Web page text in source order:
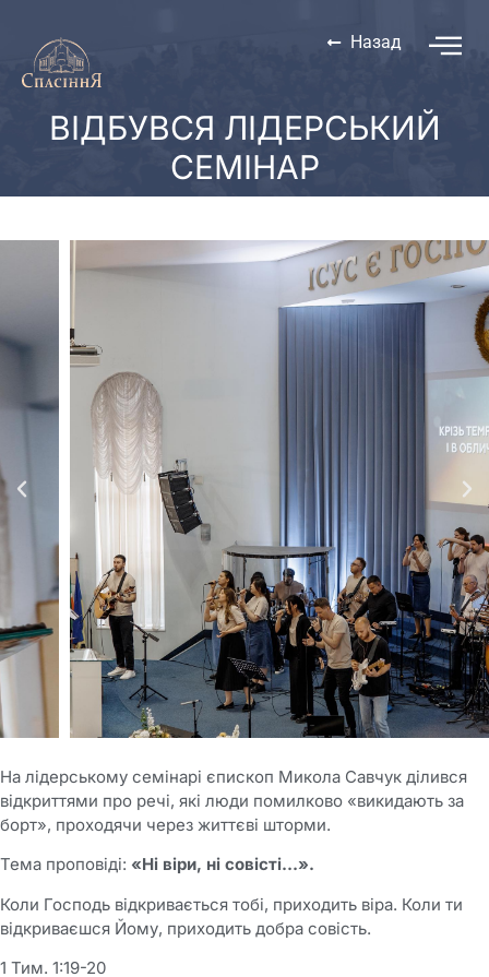
Назад
ВІДБУВСЯ ЛІДЕРСЬКИЙ
СЕМІНАР
На лідерському семінарі єпископ Микола Савчук ділився
відкриттями про речі, які люди помилково «викидають за
борт», проходячи через життєві шторми.
Тема проповіді: «Ні віри, ні совісті…».
Коли Господь відкривається тобі, приходить віра. Коли ти
відкриваєшся Йому, приходить добра совість.
1 Тим. 1:19-20